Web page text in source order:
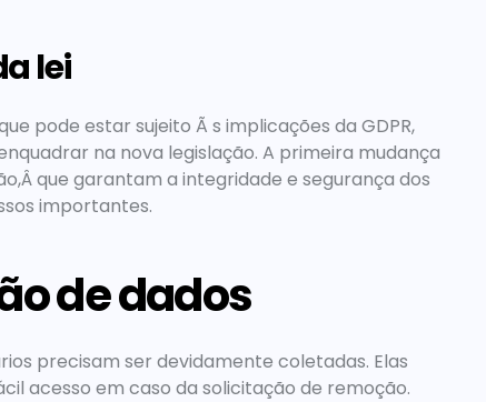
lei
pode estar sujeito Ã s implicações da GDPR,
na nova legislação. A primeira mudança
que garantam a integridade e segurança dos
importantes.
de dados
precisam ser devidamente coletadas. Elas
acesso em caso da solicitação de remoção.